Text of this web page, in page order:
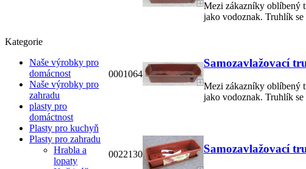
Kategorie
Naše výrobky pro
domácnost
Naše výrobky pro
zahradu
plasty pro
domáctnost
Plasty pro kuchyň
Plasty pro zahradu
Hrabla a
lopaty
Mezi zákazníky oblíbený
jako vodoznak. Truhlík
0001064
Samozavlažovací
Mezi zákazníky oblíbený
jako vodoznak. Truhlík
0022130 Samozavlažovací